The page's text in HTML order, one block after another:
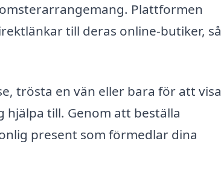
Plattformen
till deras online-butiker, så
trösta en vän eller bara för att visa
till. Genom att beställa
present som förmedlar dina